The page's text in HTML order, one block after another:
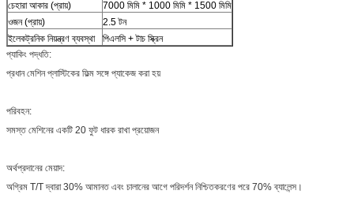
চেহারা আকার (প্রায়)
7000 মিমি * 1000 মিমি * 1500 মিমি
ওজন (প্রায়)
2.5 টন
ইলেকট্রনিক নিয়ন্ত্রণ ব্যবস্থা
পিএলসি + টাচ স্ক্রিন
প্যাকিং পদ্ধতি:
প্রধান মেশিন প্লাস্টিকের ফিল্ম সঙ্গে প্যাকেজ করা হয়
পরিবহন:
সমস্ত মেশিনের একটি 20 ফুট ধারক রাখা প্রয়োজন
অর্থপ্রদানের মেয়াদ:
অগ্রিম T/T দ্বারা 30% আমানত এবং চালানের আগে পরিদর্শন নিশ্চিতকরণের পরে 70% ব্যালেন্স।